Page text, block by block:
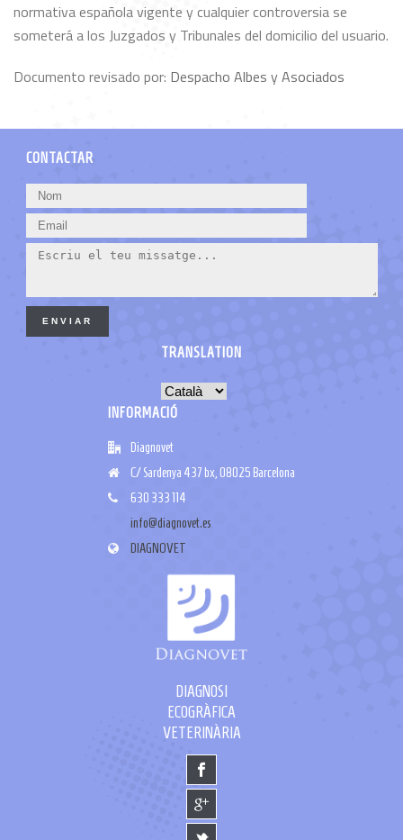
normativa española vigente y cualquier controversia se
someterá a los Juzgados y Tribunales del domicilio del usuario.
Documento revisado por: Despacho Albes y Asociados
CONTACTAR
ENVIAR
TRANSLATION
INFORMACIÓ
Diagnovet
C/ Sardenya 437 bx, 08025 Barcelona
630 333 114
info@diagnovet.es
DIAGNOVET
DIAGNOSI
ECOGRÀFICA
VETERINÀRIA